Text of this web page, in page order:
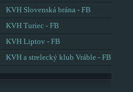
KVH Slovenská brána - FB
KVH Turiec - FB
KVH Liptov - FB
KVH a strelecký klub Vráble - FB